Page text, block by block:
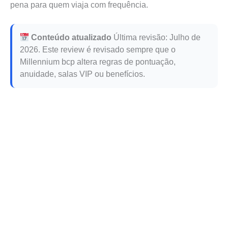
pena para quem viaja com frequência.
Conteúdo atualizado Última revisão: Julho de
2026. Este review é revisado sempre que o
Millennium bcp altera regras de pontuação,
anuidade, salas VIP ou benefícios.